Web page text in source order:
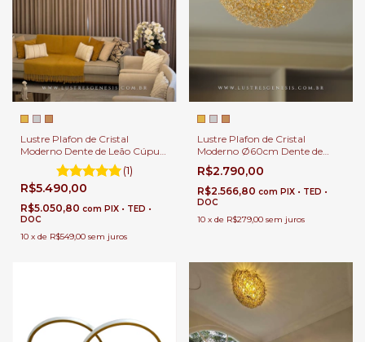
Lustre Plafon de Cristal
Moderno Dente de Leão Cúpula
Ø80cm para Suíte Masters,
Closet, Quartos e Sala de Estar
e Hall
(1)
R$5.490,00
R$5.050,80 com PIX • TED •
DOC
10 x de R$549,00 sem juros
Lustre Plafon de Cristal
Moderno Ø60cm Dente de
Leão Para Quartos, Closet, Sala
de Estar e Hall
R$2.790,00
R$2.566,80 com PIX • TED •
DOC
10 x de R$279,00 sem juros